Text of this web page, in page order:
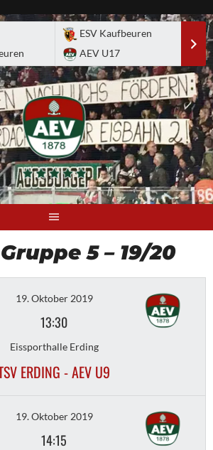
ESV Kaufbeuren
AEV U17
5 – 19/20
19. Oktober 2019
13:30
Eissporthalle Erding
ERDING - AEV U9
19. Oktober 2019
14:15